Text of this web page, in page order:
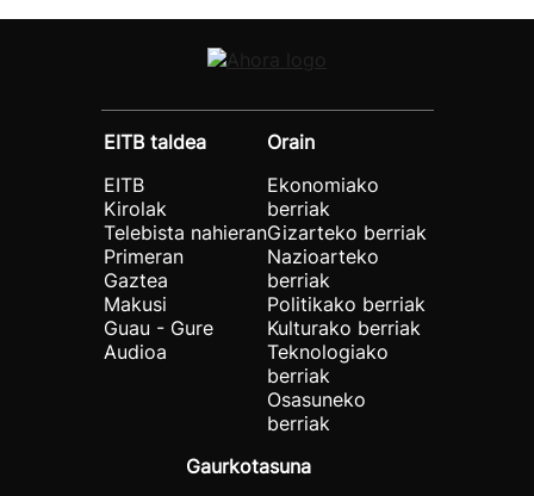
EITB taldea
EITB
Kirolak
Telebista nahieran
Primeran
Gaztea
Makusi
Guau - Gure
Audioa
Orain
Ekonomiako
berriak
Gizarteko berriak
Nazioarteko
berriak
Politikako berriak
Kulturako berriak
Teknologiako
berriak
Osasuneko
berriak
Gaurkotasuna